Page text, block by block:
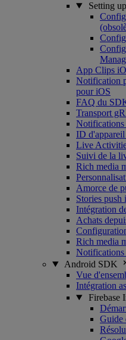
Setting
App Clips
Notification
pour iOS
FAQ du
Transport
Notifications
ID
Live
Suivi de la
Rich media
Amorce de
Stories push
Intégration
Achats
Rich media
Notifications
Android SDK
Vue
Intégration
Firebase
Guide